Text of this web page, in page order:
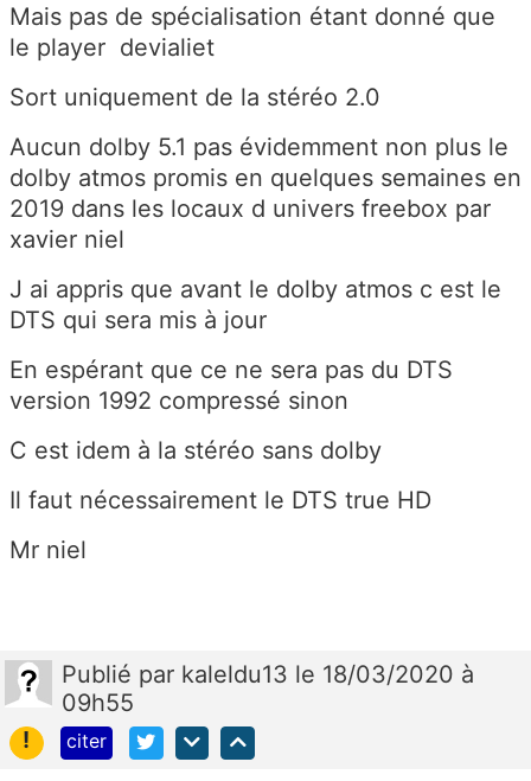
Mais pas de spécialisation étant donné que
le player devialiet
Sort uniquement de la stéréo 2.0
Aucun dolby 5.1 pas évidemment non plus le
dolby atmos promis en quelques semaines en
2019 dans les locaux d univers freebox par
xavier niel
J ai appris que avant le dolby atmos c est le
DTS qui sera mis à jour
En espérant que ce ne sera pas du DTS
version 1992 compressé sinon
C est idem à la stéréo sans dolby
Il faut nécessairement le DTS true HD
Mr niel
Publié par kaleldu13 le 18/03/2020 à
09h55
!
citer